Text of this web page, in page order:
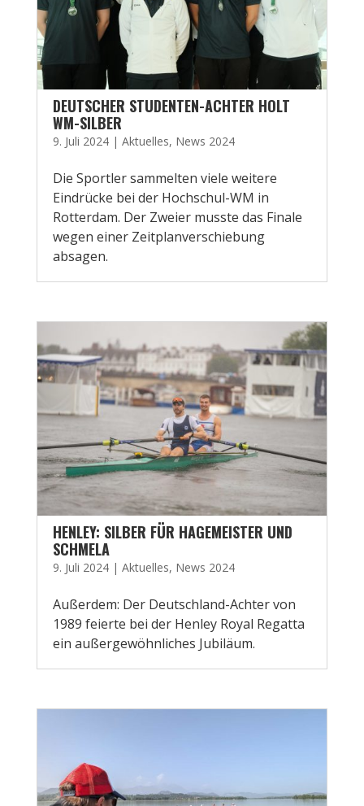
DEUTSCHER STUDENTEN-ACHTER HOLT
WM-SILBER
9. Juli 2024| Aktuelles, News 2024
Die Sportler sammelten viele weitere
Eindrücke bei der Hochschul-WM in
Rotterdam. Der Zweier musste das Finale
wegen einer Zeitplanverschiebung
absagen.
HENLEY: SILBER FÜR HAGEMEISTER UND
SCHMELA
9. Juli 2024| Aktuelles, News 2024
Außerdem: Der Deutschland-Achter von
1989 feierte bei der Henley Royal Regatta
ein außergewöhnliches Jubiläum.